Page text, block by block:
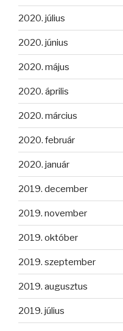
2020. július
2020. június
2020. május
2020. április
2020. március
2020. február
2020. január
2019. december
2019. november
2019. október
2019. szeptember
2019. augusztus
2019. július